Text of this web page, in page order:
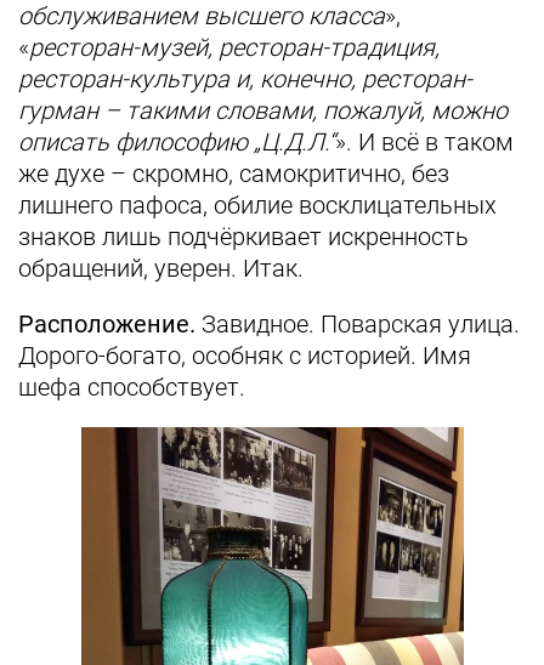
обслуживанием высшего класса»,
«ресторан-музей, ресторан-традиция,
ресторан-культура и, конечно, ресторан-
гурман – такими словами, пожалуй, можно
описать философию „Ц.Д.Л.“». И всё в таком
же духе – скромно, самокритично, без
лишнего пафоса, обилие восклицательных
знаков лишь подчёркивает искренность
обращений, уверен. Итак.
Расположение. Завидное. Поварская улица.
Дорого-богато, особняк с историей. Имя
шефа способствует.